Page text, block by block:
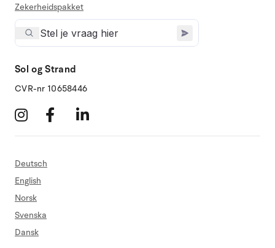
Zekerheidspakket
Sol og Strand
CVR-nr 10658446
Deutsch
English
Norsk
Svenska
Dansk